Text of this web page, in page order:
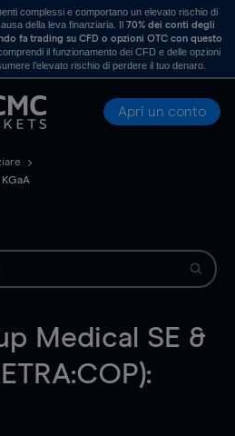
complessi e comportano un elevato rischio di
della leva finanziaria. Il70% dei conti degli
fa trading su CFD o opzioni OTC con questo
il funzionamento dei CFD e delle opzioni
l’elevato rischio di perdere il tuo denaro.
Apri un conto
Medical SE &